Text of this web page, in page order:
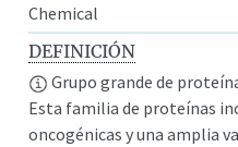
Chemical
DEFINICIÓN
Grupo grande de
Esta familia de proteínas
oncogénicas y una amplia